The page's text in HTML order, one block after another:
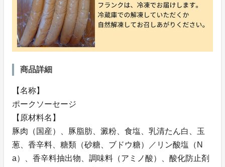
商品詳細
【名称】
ポークソーセージ
【原材料名】
豚肉（国産）、豚脂肪、澱粉、食塩、乳清たん白、玉
葱、香辛料、糖類（砂糖、ブドウ糖）／リン酸塩（N
a）、香辛料抽出物、調味料（アミノ酸）、酸化防止剤